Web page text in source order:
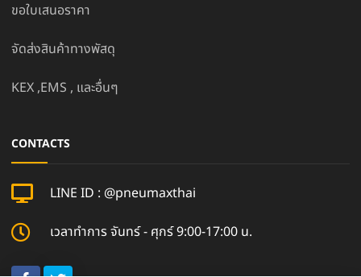
ขอใบเสนอราคา
จัดส่งสินค้าทางพัสดุ
KEX ,EMS , และอื่นๆ
CONTACTS
LINE ID : @pneumaxthai
เวลาทำการ จันทร์ - ศุกร์ 9:00-17:00 น.